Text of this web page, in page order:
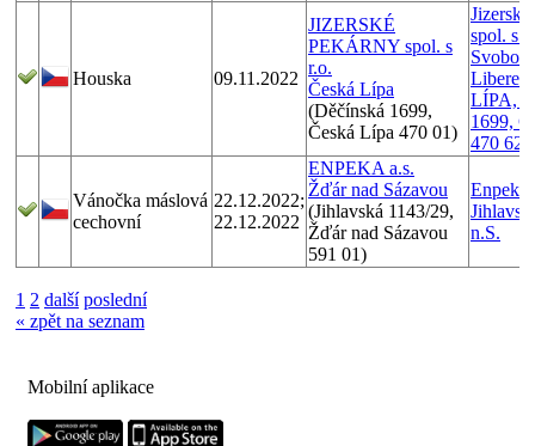
Houska 09.11.2022
JIZERSKÉ
PEKÁRNY spol. s
r.o.
Česká Lípa
(Děčínská 1699,
Česká Lípa 470 01)
spol. s
Liberec
LÍPA,
1699,
470 62
Vánočka máslová
cechovní
22.12.2022;
22.12.2022
ENPEKA a.s.
Žďár nad Sázavou
(Jihlavská 1143/29,
Žďár nad Sázavou
591 01)
Enpeka
n.S.
1 2 další poslední
« zpět na seznam
Mobilní aplikace